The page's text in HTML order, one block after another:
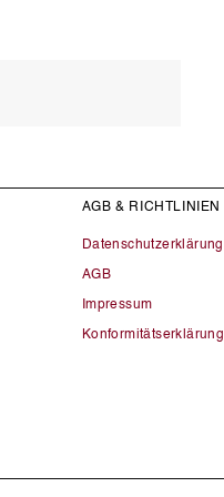
AGB & RICHTLINIEN
Datenschutzerklärung
AGB
Impressum
Konformitätserklärung